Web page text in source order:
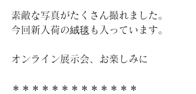
素敵な写真がたくさん撮れました。
今回新入荷の絨毯も入っています。
オンライン展示会、お楽しみに
＊＊＊＊＊＊＊＊＊＊＊＊＊